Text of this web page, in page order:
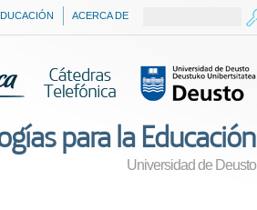
ACERCA DE
para la Educación
Universidad de Deusto